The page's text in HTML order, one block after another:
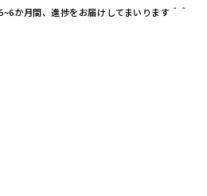
か月間、進捗をお届けしてまいります＾＾